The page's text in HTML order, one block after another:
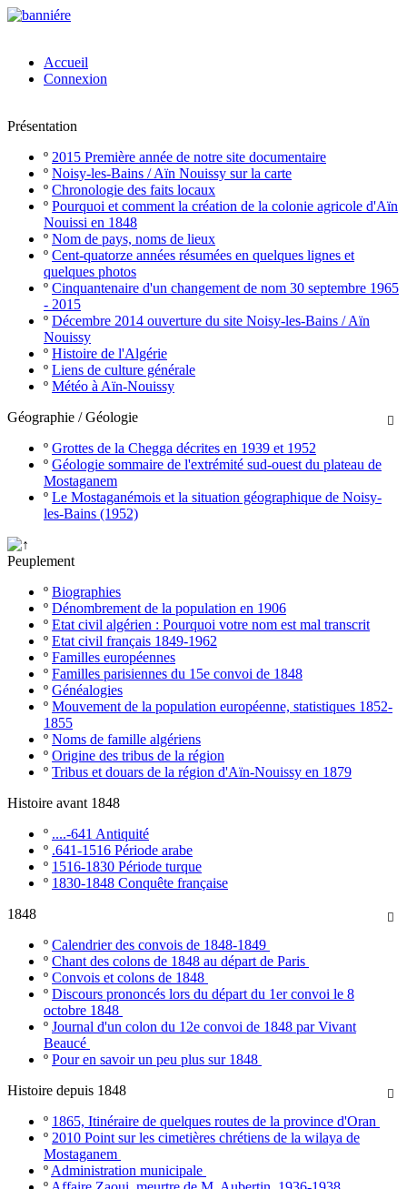
Accueil
Connexion
Présentation
º 2015 Première année de notre site documentaire
º Noisy-les-Bains / Aïn Nouissy sur la carte
º Chronologie des faits locaux
º Pourquoi et comment la création de la colonie agricole d'Aïn
Nouissi en 1848
º Nom de pays, noms de lieux
º Cent-quatorze années résumées en quelques lignes et
quelques photos
º Cinquantenaire d'un changement de nom 30 septembre 1965
- 2015
º Décembre 2014 ouverture du site Noisy-les-Bains / Aïn
Nouissy
º Histoire de l'Algérie
º Liens de culture générale
º Météo à Aïn-Nouissy

Géographie / Géologie
º Grottes de la Chegga décrites en 1939 et 1952
º Géologie sommaire de l'extrémité sud-ouest du plateau de
Mostaganem
º Le Mostaganémois et la situation géographique de Noisy-
les-Bains (1952)
Peuplement
º Biographies
º Dénombrement de la population en 1906
º Etat civil algérien : Pourquoi votre nom est mal transcrit
º Etat civil français 1849-1962
º Familles européennes
º Familles parisiennes du 15e convoi de 1848
º Généalogies
º Mouvement de la population européenne, statistiques 1852-
1855
º Noms de famille algériens
º Origine des tribus de la région
º Tribus et douars de la région d'Aïn-Nouissy en 1879
Histoire avant 1848
º ....-641 Antiquité
º .641-1516 Période arabe
º 1516-1830 Période turque
º 1830-1848 Conquête française

1848
º Calendrier des convois de 1848-1849
º Chant des colons de 1848 au départ de Paris
º Convois et colons de 1848
º Discours prononcés lors du départ du 1er convoi le 8
octobre 1848
º Journal d'un colon du 12e convoi de 1848 par Vivant
Beaucé
º Pour en savoir un peu plus sur 1848

Histoire depuis 1848
º 1865, Itinéraire de quelques routes de la province d'Oran
º 2010 Point sur les cimetières chrétiens de la wilaya de
Mostaganem
º Administration municipale